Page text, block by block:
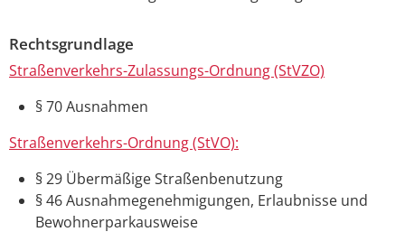
Rechtsgrundlage
Straßenverkehrs-Zulassungs-Ordnung (StVZO)
§ 70 Ausnahmen
Straßenverkehrs-Ordnung (StVO):
§ 29 Übermäßige Straßenbenutzung
§ 46 Ausnahmegenehmigungen, Erlaubnisse und
Bewohnerparkausweise